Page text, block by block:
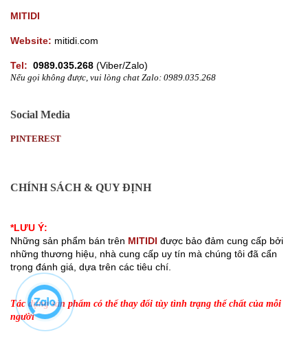
MITIDI
Website: mitidi.com
Tel: 0989.035.268 (Viber/Zalo)
Nếu gọi không được, vui lòng chat Zalo: 0989.035.268
Social Media
PINTEREST
CHÍNH SÁCH & QUY ĐỊNH
*LƯU Ý:
Những sản phẩm bán trên MITIDI được bảo đảm cung cấp bởi
những thương hiệu, nhà cung cấp uy tín mà chúng tôi đã cẩn
trọng đánh giá, dựa trên các tiêu chí.
Nội dung trên trang chỉ được dùng để tham khảo và không thể thay thế chỉ
dẫn của các chuyên gia.
Tác dụng sản phẩm có thể thay đổi tùy tình trạng thể chất của mỗi
người